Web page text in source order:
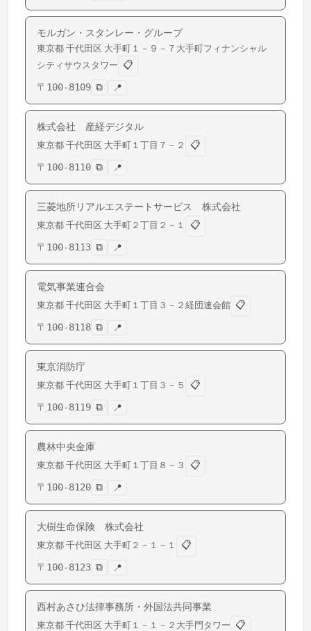
モルガン・スタンレー・グループ
東京都 千代田区 大手町 １－９－７大手町フィナンシャル
シティサウスタワー 📋
〒 100-8109 ⧉ 📍
株式会社 産経デジタル
東京都 千代田区 大手町 １丁目７－２
📋
〒 100-8110 ⧉ 📍
三菱地所リアルエステートサービス 株式会社
東京都 千代田区 大手町 ２丁目２－１
📋
〒 100-8113 ⧉ 📍
電気事業連合会
東京都 千代田区 大手町 １丁目３－２経団連会館 📋
〒 100-8118 ⧉ 📍
東京消防庁
東京都 千代田区 大手町 １丁目３－５
📋
〒 100-8119 ⧉ 📍
農林中央金庫
東京都 千代田区 大手町 １丁目８－３
📋
〒 100-8120 ⧉ 📍
大樹生命保険 株式会社
東京都 千代田区 大手町 ２－１－１
📋
〒 100-8123 ⧉ 📍
西村あさひ法律事務所・外国法共同事業
東京都 千代田区 大手町 １－１－２大手門タワー 📋